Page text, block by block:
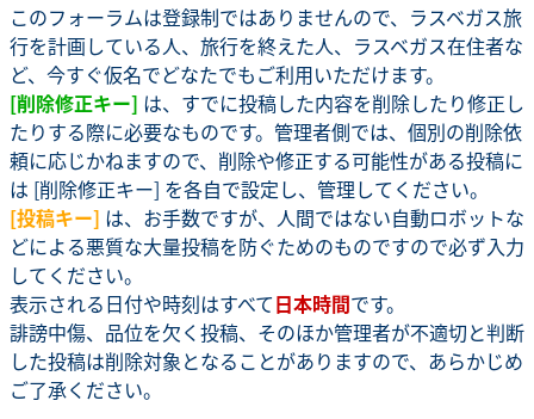
このフォーラムは登録制ではありませんので、ラスベガス旅
行を計画している人、旅行を終えた人、ラスベガス在住者な
ど、今すぐ仮名でどなたでもご利用いただけます。
[削除修正キー] は、すでに投稿した内容を削除したり修正し
たりする際に必要なものです。管理者側では、個別の削除依
頼に応じかねますので、削除や修正する可能性がある投稿に
は [削除修正キー] を各自で設定し、管理してください。
[投稿キー] は、お手数ですが、人間ではない自動ロボットな
どによる悪質な大量投稿を防ぐためのものですので必ず入力
してください。
表示される日付や時刻はすべて日本時間です。
誹謗中傷、品位を欠く投稿、そのほか管理者が不適切と判断
した投稿は削除対象となることがありますので、あらかじめ
ご了承ください。